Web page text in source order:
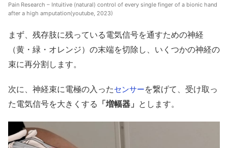
Pain Research – Intuitive (natural) control of every single finger of a bionic hand
after a high amputation(youtube, 2023)
まず、残存肢に残っている電気信号を通すための神経
（黄・緑・オレンジ）の末端を切除し、いくつかの神経の
束に再分割します。
次に、神経束に電極の入ったセンサーを繋げて、受け取っ
た電気信号を大きくする 「増幅器」 とします。